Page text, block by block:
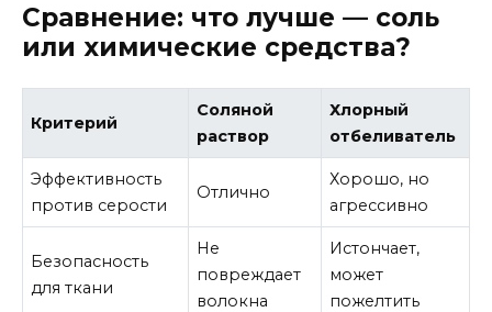
Сравнение: что лучше — соль
или химические средства?
Критерий
Соляной
раствор
Хлорный
отбеливатель
Эффективность
против серости
Отлично
Хорошо, но
агрессивно
Безопасность
для ткани
Не
повреждает
волокна
Истончает,
может
пожелтить